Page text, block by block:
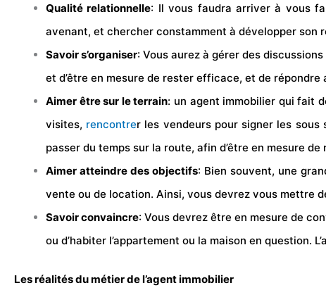
Qualité relationnelle: Il vous faudra arriver à vous
avenant, et chercher constamment à développer son
Savoir s’organiser: Vous aurez à gérer des
et d’être en mesure de rester efficace, et de
Aimer être sur le terrain: un agent immobilier qui fait
visites, rencontrer les vendeurs pour signer les
passer du temps sur la route, afin d’être en mesure
Aimer atteindre des objectifs: Bien souvent, une
vente ou de location. Ainsi, vous devrez vous mettre
Savoir convaincre: Vous devrez être en mesure de
ou d’habiter l’appartement ou la maison en question.
Les réalités du métier de l’agent immobilier